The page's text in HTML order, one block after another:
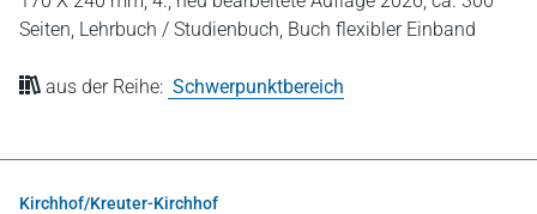
Seiten, Lehrbuch / Studienbuch, Buch flexibler Einband
aus der Reihe: Schwerpunktbereich
Kirchhof/Kreuter-Kirchhof